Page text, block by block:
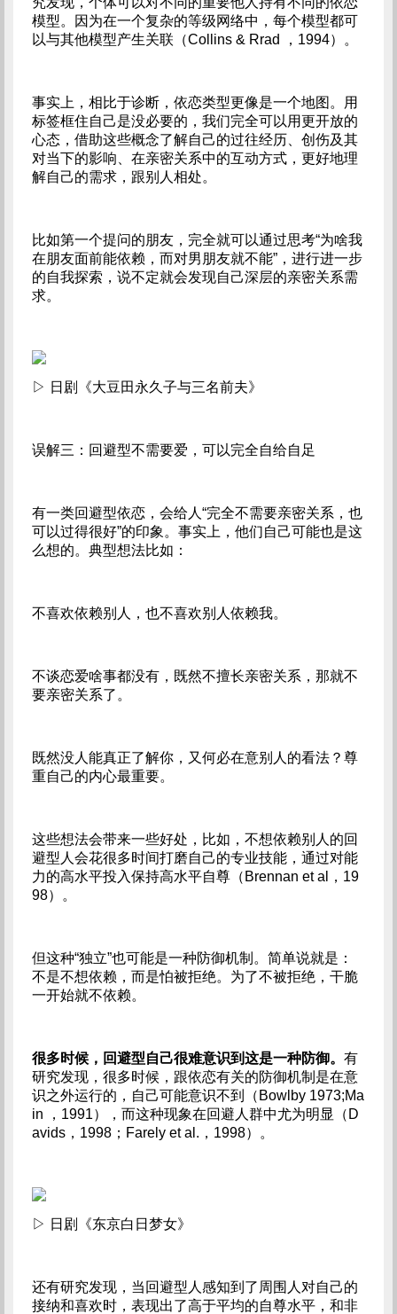
模型。因为在一个复杂的等级网络中，每个模型都可
以与其他模型产生关联（Collins & Rrad ，1994）。
事实上，相比于诊断，依恋类型更像是一个地图。用
标签框住自己是没必要的，我们完全可以用更开放的
心态，借助这些概念了解自己的过往经历、创伤及其
对当下的影响、在亲密关系中的互动方式，更好地理
解自己的需求，跟别人相处。
比如第一个提问的朋友，完全就可以通过思考“为啥我
在朋友面前能依赖，而对男朋友就不能”，进行进一步
的自我探索，说不定就会发现自己深层的亲密关系需
求。
▷ 日剧《大豆田永久子与三名前夫》
误解三：回避型不需要爱，可以完全自给自足
有一类回避型依恋，会给人“完全不需要亲密关系，也
可以过得很好”的印象。事实上，他们自己可能也是这
么想的。典型想法比如：
不喜欢依赖别人，也不喜欢别人依赖我。
不谈恋爱啥事都没有，既然不擅长亲密关系，那就不
要亲密关系了。
既然没人能真正了解你，又何必在意别人的看法？尊
重自己的内心最重要。
这些想法会带来一些好处，比如，不想依赖别人的回
避型人会花很多时间打磨自己的专业技能，通过对能
力的高水平投入保持高水平自尊（Brennan et al，19
98）。
但这种“独立”也可能是一种防御机制。简单说就是：
不是不想依赖，而是怕被拒绝。为了不被拒绝，干脆
一开始就不依赖。
很多时候，回避型自己很难意识到这是一种防御。 有
研究发现，很多时候，跟依恋有关的防御机制是在意
识之外运行的，自己可能意识不到（Bowlby 1973;Ma
in ，1991），而这种现象在回避人群中尤为明显（D
avids，1998；Farely et al.，1998）。
▷ 日剧《东京白日梦女》
还有研究发现，当回避型人感知到了周围人对自己的
接纳和喜欢时，表现出了高于平均的自尊水平，和非